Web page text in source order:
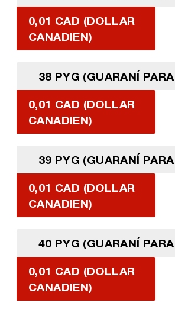
0,01 CAD (DOLLAR
CANADIEN)
38 PYG (GUARANÍ
0,01 CAD (DOLLAR
CANADIEN)
39 PYG (GUARANÍ
0,01 CAD (DOLLAR
CANADIEN)
40 PYG (GUARANÍ
0,01 CAD (DOLLAR
CANADIEN)